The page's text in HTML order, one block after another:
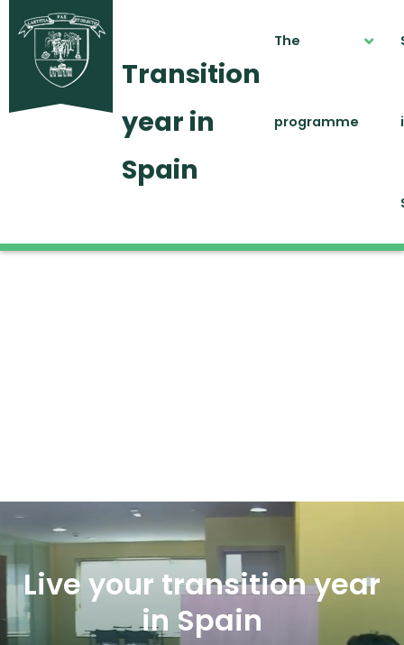
Transition
year in
Spain
The
programme
Live your transition year
in Spain